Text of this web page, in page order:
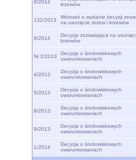
8/2014
krzewów
132/2013
Wniosek o wydanie decyzji
na usunięcie drzew i krzewów
9/2014
Decyzja zezwalająca na
krzewów
Nr 2/2013
Decyzja o środowiskowych
uwarunkowaniach
4/2013
Decyzja o środowiskowych
uwarunkowaniach
5/2013
Decyzja o środowiskowych
uwarunkowaniach
8/2013
Decyzja o środowiskowych
uwarunkowaniach
9/2013
Decyzja o środowiskowych
uwarunkowaniach
1/2014
Decyzja o środowiskowych
uwarunkowaniach